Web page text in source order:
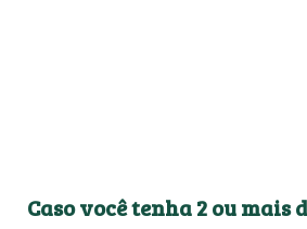
Caso você tenha 2 ou mais